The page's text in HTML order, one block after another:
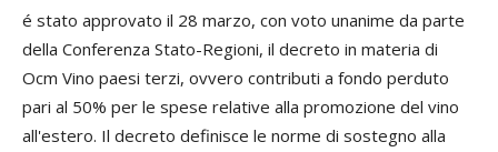
é stato approvato il 28 marzo, con voto unanime da parte
della Conferenza Stato-Regioni, il decreto in materia di
Ocm Vino paesi terzi, ovvero contributi a fondo perduto
pari al 50% per le spese relative alla promozione del vino
all'estero. Il decreto definisce le norme di sostegno alla